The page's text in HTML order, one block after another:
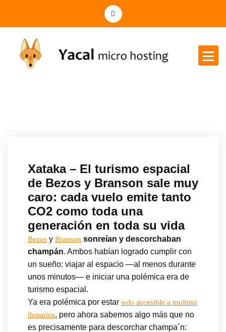
Xataka – El turismo espacial
de Bezos y Branson sale muy
caro: cada vuelo emite tanto
CO2 como toda una
generación en toda su vida
Bezos y Branson sonreían y descorchaban
champán. Ambos habían logrado cumplir con
un sueño: viajar al espacio —al menos durante
unos minutos— e iniciar una polémica era de
turismo espacial.
Ya era polémica por estar solo accesible a multimi
llonarios, pero ahora sabemos algo más que no
es precisamente para descorchar champa´n: